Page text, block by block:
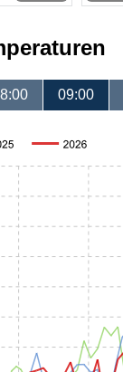
09:00